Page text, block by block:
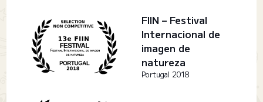
FIIN – Festival
Internacional de
imagen de
natureza
Portugal 2018